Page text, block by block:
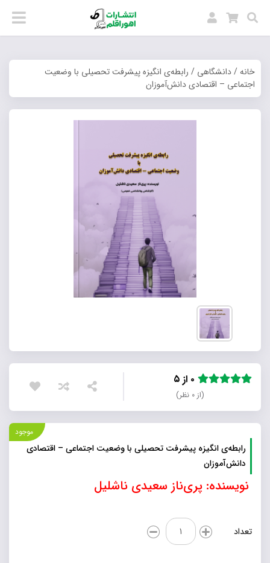
خانه/دانشگاهی / رابطه‌ی انگیزه پیشرفت تحصیلی با وضعیت
اجتماعی – اقتصادی دانش‌آموزان
(از ۰ نظر)
موجود
رابطه‌ی انگیزه پیشرفت تحصیلی با وضعیت اجتماعی – اقتصادی
دانش‌آموزان
نویسنده: پری‌ناز سعیدی ناشلیل
تعداد
رابطه‌ی
انگیزه
پیشرفت